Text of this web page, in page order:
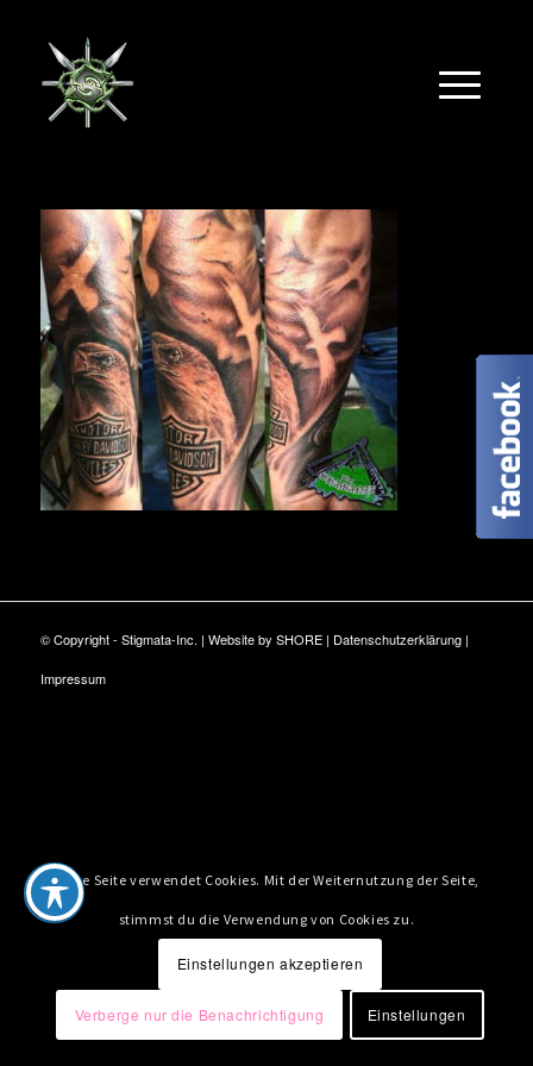
© Copyright - Stigmata-Inc. | Website by SHORE| Datenschutzerklärung|
Impressum
Diese Seite verwendet Cookies. Mit der Weiternutzung der Seite,
stimmst du die Verwendung von Cookies zu.
Einstellungen akzeptieren
Verberge nur die Benachrichtigung Einstellungen